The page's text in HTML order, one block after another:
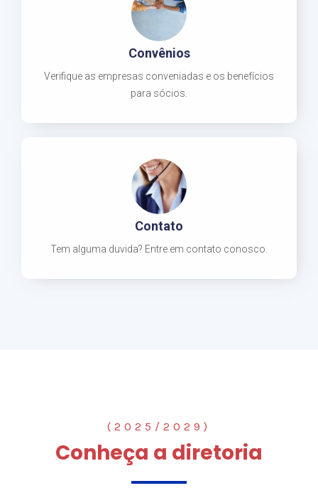
Convênios
Verifique as empresas conveniadas e os benefícios
para sócios.
Contato
Tem alguma duvida? Entre em contato conosco.
(2025/2029)
Conheça a diretoria